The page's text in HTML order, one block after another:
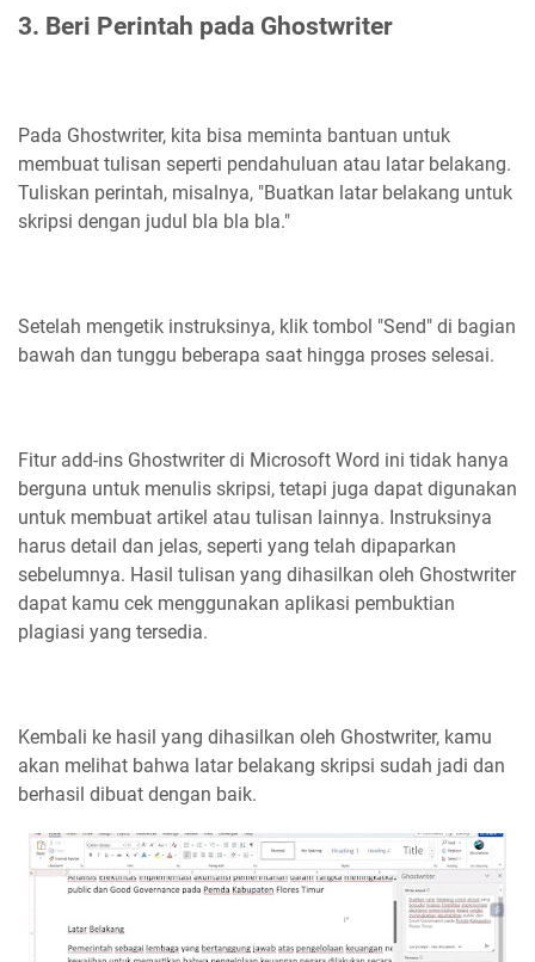
3. Beri Perintah pada Ghostwriter
Pada Ghostwriter, kita bisa meminta bantuan untuk
membuat tulisan seperti pendahuluan atau latar belakang.
Tuliskan perintah, misalnya, "Buatkan latar belakang untuk
skripsi dengan judul bla bla bla."
Setelah mengetik instruksinya, klik tombol "Send" di bagian
bawah dan tunggu beberapa saat hingga proses selesai.
Fitur add-ins Ghostwriter di Microsoft Word ini tidak hanya
berguna untuk menulis skripsi, tetapi juga dapat digunakan
untuk membuat artikel atau tulisan lainnya. Instruksinya
harus detail dan jelas, seperti yang telah dipaparkan
sebelumnya. Hasil tulisan yang dihasilkan oleh Ghostwriter
dapat kamu cek menggunakan aplikasi pembuktian
plagiasi yang tersedia.
Kembali ke hasil yang dihasilkan oleh Ghostwriter, kamu
akan melihat bahwa latar belakang skripsi sudah jadi dan
berhasil dibuat dengan baik.